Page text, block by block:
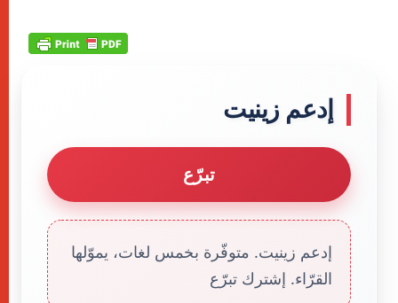
إدعم زينيت
تبرّع
إدعم زينيت. متوفّرة بخمس لغات، يموّلها
القرّاء. إشترك تبرّع